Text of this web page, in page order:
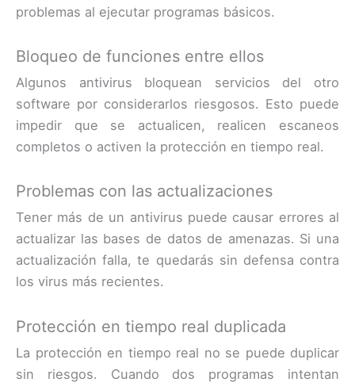
problemas al ejecutar programas básicos.
Bloqueo de funciones entre ellos
Algunos antivirus bloquean servicios del otro
software por considerarlos riesgosos. Esto puede
impedir que se actualicen, realicen escaneos
completos o activen la protección en tiempo real.
Problemas con las actualizaciones
Tener más de un antivirus puede causar errores al
actualizar las bases de datos de amenazas. Si una
actualización falla, te quedarás sin defensa contra
los virus más recientes.
Protección en tiempo real duplicada
La protección en tiempo real no se puede duplicar
sin riesgos. Cuando dos programas intentan